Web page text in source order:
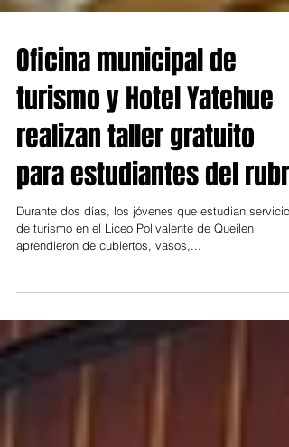
Oficina municipal de
turismo y Hotel Yatehue
realizan taller gratuito
para estudiantes del rubro
Durante dos días, los jóvenes que estudian servicios